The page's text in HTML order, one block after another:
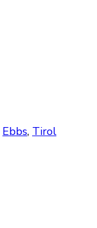
Ebbs, Tirol